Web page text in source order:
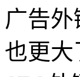
广告
也更大